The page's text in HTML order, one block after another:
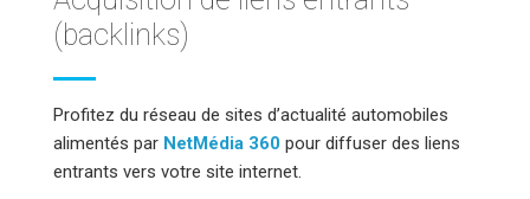
(backlinks)
Profitez du réseau de sites d’actualité automobiles
alimentés par NetMédia 360 pour diffuser des liens
entrants vers votre site internet.